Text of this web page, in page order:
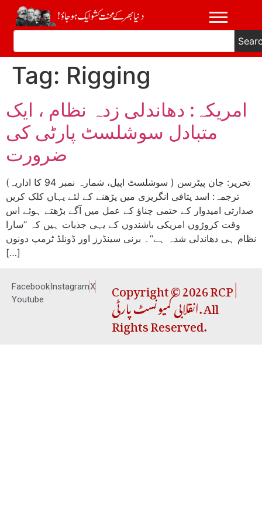
Tag: Rigging
امریکہ: دھاندلی زدہ نظام ، ایک
متبادل سوشلسٹ پارٹی کی
ضرورت
تحریر: جان پیٹرسن ( سوشلسٹ اپیل، شمارہ نمبر 94 کا اداریہ)
ترجمہ: اسد پتافی انگریزی میں پڑھنے کے لئے یہاں کلک کریں
صدارتی امیدوار کے حتمی چناؤ کے عمل میں آگے بڑھتے ہوئے اس
وقت کروڑوں امریکی باشندوں کے یہی جذبات ہیں کہ ’’سارا
نظام ہی دھاندلی شدہ ہے‘‘۔ برنی سینڈرز اور ڈونلڈ ٹرمپ دونوں
[…]
FacebookInstagramX
Youtube
Copyright © 2026 RCP |
انقلابی کمیونسٹ پارٹی. All
Rights Reserved.